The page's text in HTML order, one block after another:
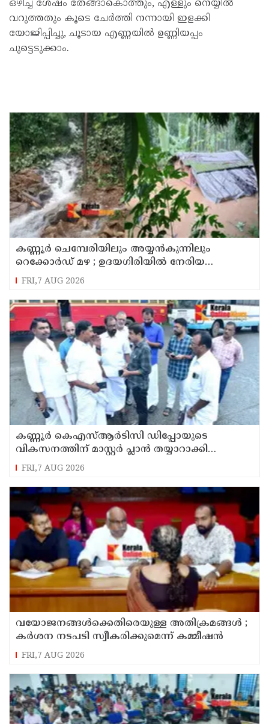
ഒഴിച്ച് ശേഷം തേങ്ങാകൊത്തും, എള്ളും നെയ്യിൽ
വറുത്തതും കൂടെ ചേർത്തി നന്നായി ഇളക്കി
യോജിപ്പിച്ചു, ചൂടായ എണ്ണയിൽ ഉണ്ണിയപ്പം
ചുട്ടെടുക്കാം.
കണ്ണൂർ ചെമ്പേരിയിലും അയ്യൻകുന്നിലും
റെക്കോർഡ് മഴ ; ഉദയഗിരിയിൽ നേരിയ
ഉരുൾപൊട്ടൽ; 13 പേരെ ക്യാമ്പിലേക്ക് മാറ്റി
FRI,7 AUG 2026
കണ്ണൂർ കെഎസ്ആർടിസി ഡിപ്പോയുടെ
വികസനത്തിന് മാസ്റ്റർ പ്ലാൻ തയ്യാറാക്കി
സമർപ്പിക്കും : ടി ഒ മോഹനൻ എം എൽ എ
FRI,7 AUG 2026
വയോജനങ്ങൾക്കെതിരെയുള്ള അതിക്രമങ്ങൾ ;
കർശന നടപടി സ്വീകരിക്കുമെന്ന് കമ്മീഷൻ
FRI,7 AUG 2026